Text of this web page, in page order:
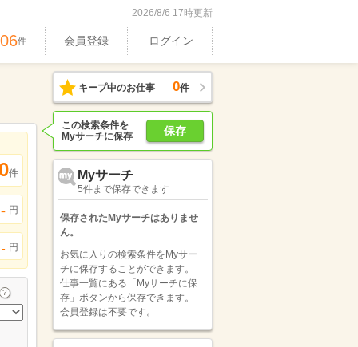
2026/8/6 17時更新
件 会員登録 ログイン
件
- 円
- 円
キープ中のお仕事 0件
保存
この検索条件を
Myサーチに保存
Myサーチ
5件まで保存できます
保存されたMyサーチはありませ
ん。
お気に入りの検索条件をMyサー
チに保存することができます。
仕事一覧にある「Myサーチに保
存」ボタンから保存できます。
会員登録は不要です。